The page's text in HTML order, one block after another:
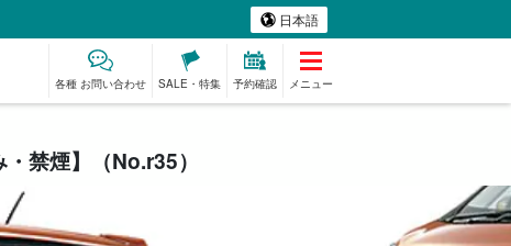
日本語
各種 お問い合わせ SALE・特集 予約確認 メニュー
禁煙】（No.r35）